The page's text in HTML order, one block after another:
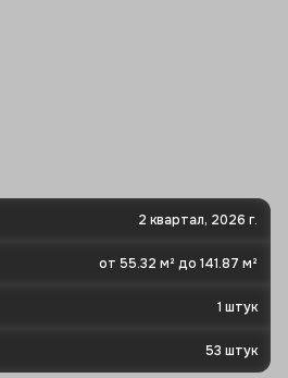
2 квартал, 2026 г.
от 55.32 м² до 141.87 м²
1 штук
53 штук